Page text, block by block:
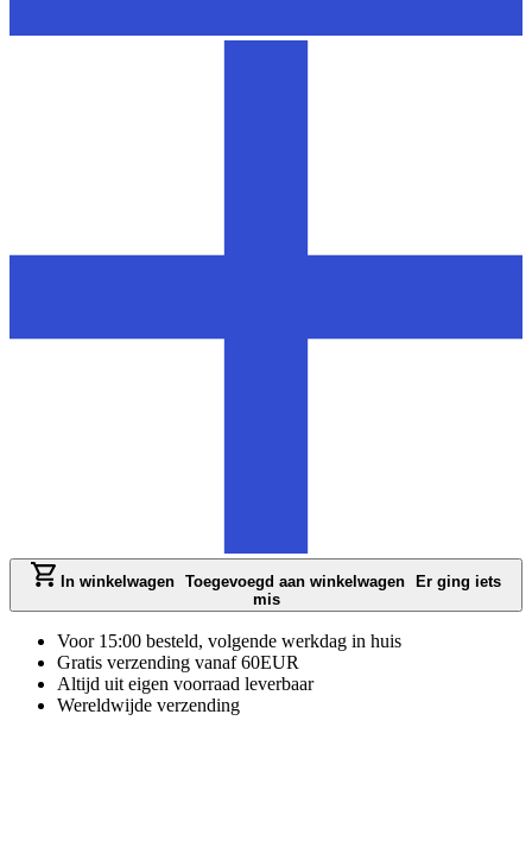
In winkelwagen Toegevoegd aan winkelwagen
Er ging iets
mis
Voor 15:00 besteld, volgende werkdag in huis
Gratis verzending vanaf 60EUR
Altijd uit eigen voorraad leverbaar
Wereldwijde verzending